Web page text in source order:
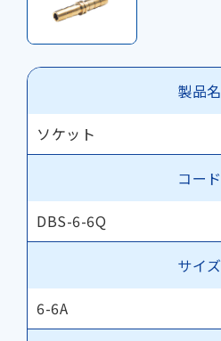
製品名
ソケット
コード
DBS-6-6Q
サイズ
6-6A